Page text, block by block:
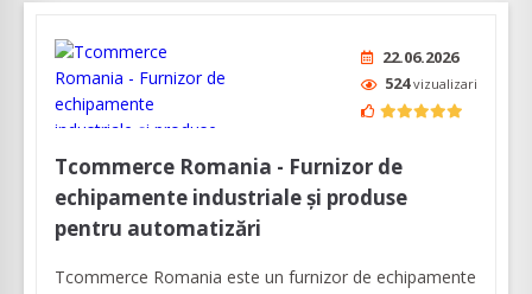
22.06.2026
524vizualizari
Tcommerce Romania - Furnizor de
echipamente industriale și produse
pentru automatizări
Tcommerce Romania este un furnizor de echipamente